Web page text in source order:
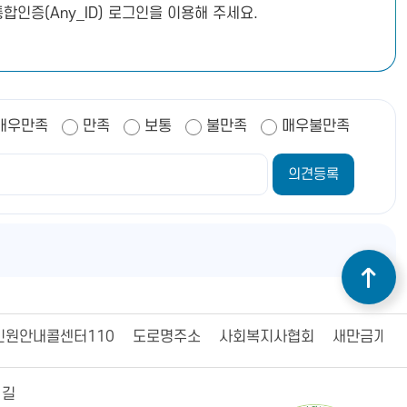
인증(Any_ID) 로그인을 이용해 주세요.
우만족 만족 보통 불만족 매우불만족
원안내콜센터110 도로명주소 사회복지사협회 새만금개발